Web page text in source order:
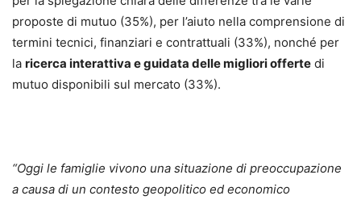
proposte di mutuo (35%), per l’aiuto nella comprensione di
termini tecnici, finanziari e contrattuali (33%), nonché per
la ricerca interattiva e guidata delle migliori offerte di
mutuo disponibili sul mercato (33%).
“Oggi le famiglie vivono una situazione di preoccupazione
a causa di un contesto geopolitico ed economico